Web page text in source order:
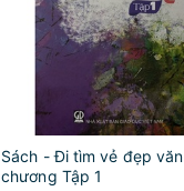
Sách - Đi tìm vẻ đẹp văn
chương Tập 1